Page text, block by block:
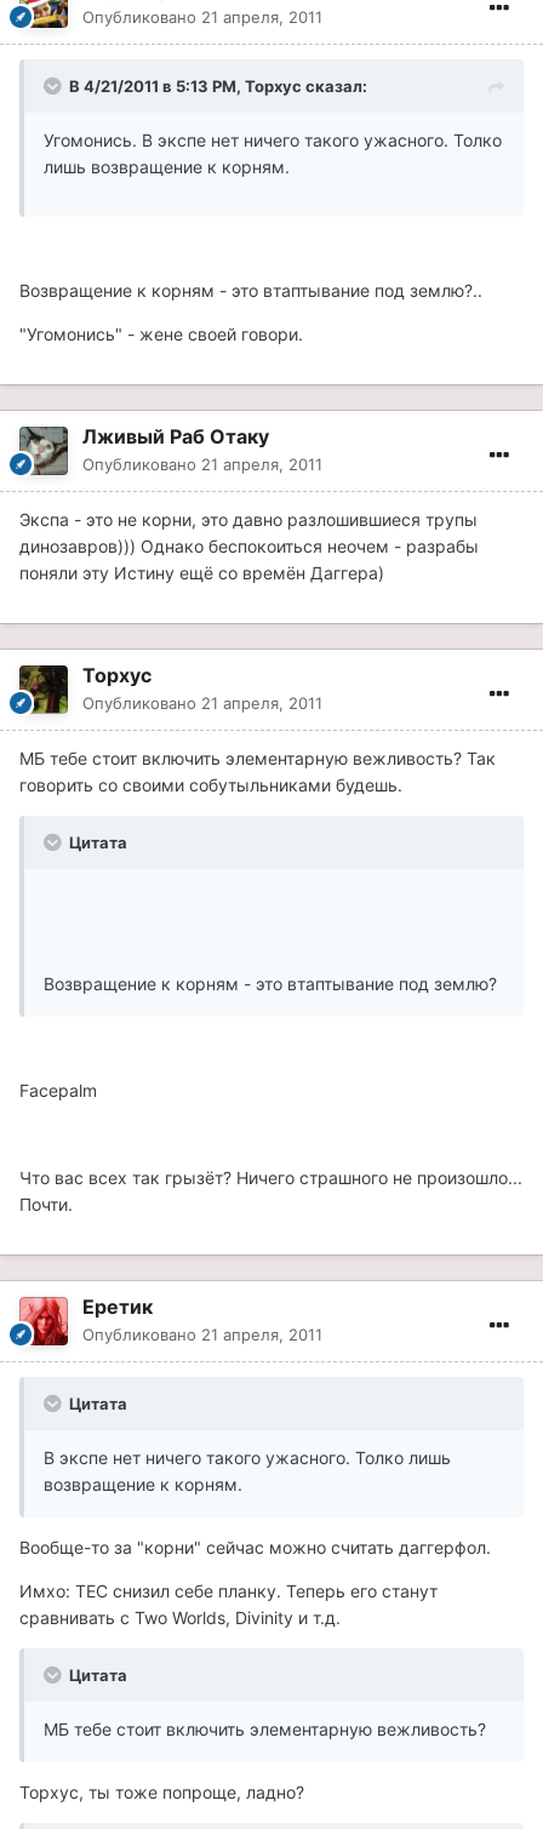
Опубликовано 21 апреля, 2011
В 4/21/2011 в 5:13 PM, Topxyc сказал:
Угомонись. В экспе нет ничего такого ужасного. Толко
лишь возвращение к корням.
Возвращение к корням - это втаптывание под землю?..
"Угомонись" - жене своей говори.
Лживый Раб Отаку
Опубликовано 21 апреля, 2011
Экспа - это не корни, это давно разлошившиеся трупы
динозавров))) Однако беспокоиться неочем - разрабы
поняли эту Истину ещё со времён Даггера)
Topxyc
Опубликовано 21 апреля, 2011
МБ тебе стоит включить элементарную вежливость? Так
говорить со своими собутыльниками будешь.
Цитата
Возвращение к корням - это втаптывание под землю?
Facepalm
Что вас всех так грызёт? Ничего страшного не произошло...
Почти.
Еретик
Опубликовано 21 апреля, 2011
Цитата
В экспе нет ничего такого ужасного. Толко лишь
возвращение к корням.
Вообще-то за "корни" сейчас можно считать даггерфол.
Имхо: ТЕС снизил себе планку. Теперь его станут
сравнивать с Two Worlds, Divinity и т.д.
Цитата
МБ тебе стоит включить элементарную вежливость?
Торхус, ты тоже попроще, ладно?